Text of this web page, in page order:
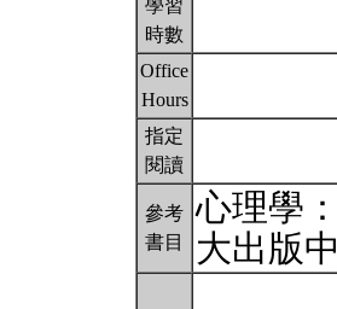
學習
時數
Office
Hours
指定
閱讀
參考
書目
心理學
大出版